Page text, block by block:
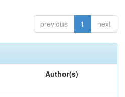
previous 1 next
Author(s)